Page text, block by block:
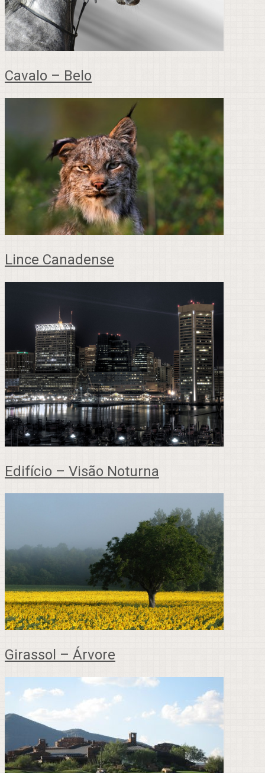
Cavalo – Belo
Lince Canadense
Edifício – Visão Noturna
Girassol – Árvore